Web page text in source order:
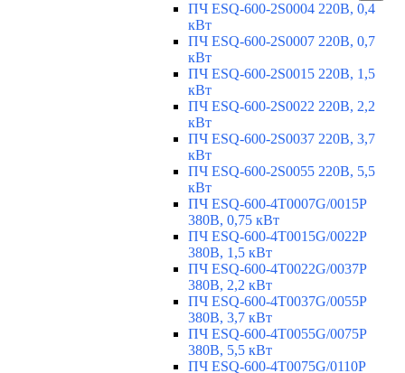
ПЧ ESQ-600-2S0004 220В, 0,4
кВт
ПЧ ESQ-600-2S0007 220В, 0,7
кВт
ПЧ ESQ-600-2S0015 220В, 1,5
кВт
ПЧ ESQ-600-2S0022 220В, 2,2
кВт
ПЧ ESQ-600-2S0037 220В, 3,7
кВт
ПЧ ESQ-600-2S0055 220В, 5,5
кВт
ПЧ ESQ-600-4T0007G/0015P
380В, 0,75 кВт
ПЧ ESQ-600-4T0015G/0022P
380В, 1,5 кВт
ПЧ ESQ-600-4T0022G/0037P
380В, 2,2 кВт
ПЧ ESQ-600-4T0037G/0055P
380В, 3,7 кВт
ПЧ ESQ-600-4T0055G/0075P
380В, 5,5 кВт
ПЧ ESQ-600-4T0075G/0110P